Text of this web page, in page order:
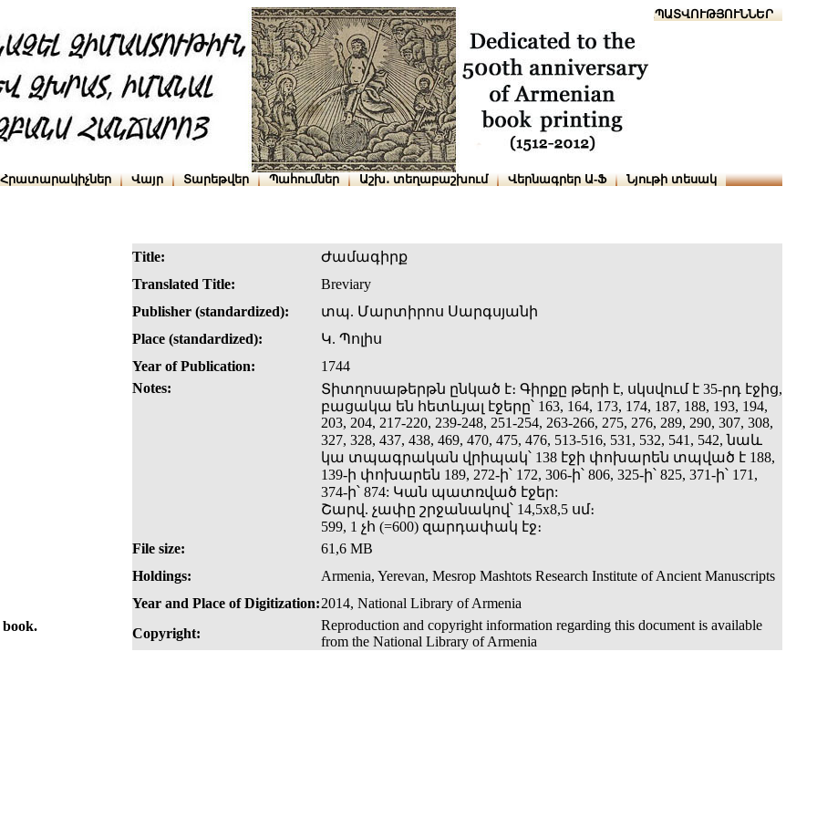
ՆԱԽԱՊԱՏՎՈՒԹՅՈՒՆՆԵՐ
Հրատարակիչներ Վայր Տարեթվեր Պահումներ Աշխ․ տեղաբաշխում Վերնագրեր Ա-Ֆ Նյութի տեսակ
Title:
Ժամագիրք
Translated Title:
Breviary
Publisher (standardized):
տպ. Մարտիրոս Սարգսյանի
Place (standardized):
Կ. Պոլիս
Year of Publication:
1744
Notes:
Տիտղոսաթերթն ընկած է։ Գիրքը թերի է, սկսվում է 35-րդ էջից,
բացակա են հետևյալ էջերը՝ 163, 164, 173, 174, 187, 188, 193, 194,
203, 204, 217-220, 239-248, 251-254, 263-266, 275, 276, 289, 290, 307, 308,
327, 328, 437, 438, 469, 470, 475, 476, 513-516, 531, 532, 541, 542, նաև
կա տպագրական վրիպակ՝ 138 էջի փոխարեն տպված է 188,
139-ի փոխարեն 189, 272-ի՝ 172, 306-ի՝ 806, 325-ի՝ 825, 371-ի՝ 171,
374-ի՝ 874: Կան պատռված էջեր:
Շարվ. չափը շրջանակով՝ 14,5x8,5 սմ։
599, 1 չհ (=600) զարդափակ էջ։
File size:
61,6 MB
Holdings:
Armenia, Yerevan, Mesrop Mashtots Research Institute of Ancient Manuscripts
Year and Place of Digitization:2014, National Library of Armenia
Copyright:
Reproduction and copyright information regarding this document is available
from the National Library of Armenia